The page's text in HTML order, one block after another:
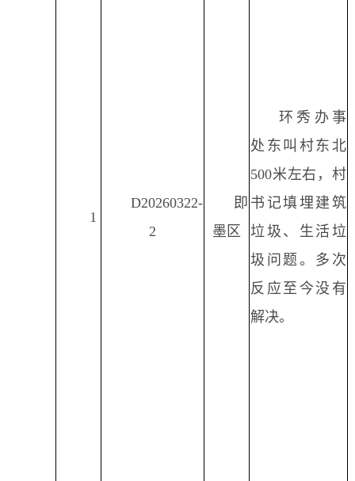
1
D20260322-
2
即
墨区
环秀办事
处东叫村东北
500米左右，村
书记填埋建筑
垃圾、生活垃
圾问题。多次
反应至今没有
解决。